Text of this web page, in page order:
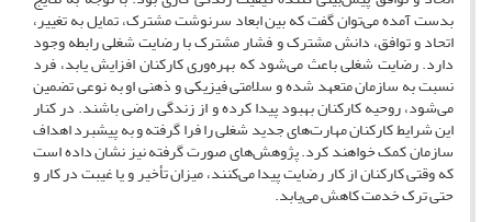
بدست آمده می‌توان گفت که بین ابعاد سرنوشت مشترک، تمایل به تغییر،
اتحاد و توافق، دانش مشترک و فشار مشترک با رضایت شغلی رابطه وجود
دارد. رضایت شغلی باعث می‌شود که بهره‌وری کارکنان افزایش یابد، فرد
نسبت به سازمان متعهد شده و سلامتی فیزیکی و ذهنی او به نوعی تضمین
می‌شود، روحیه کارکنان بهبود پیدا کرده و از زندگی راضی باشند. در کنار
این شرایط کارکنان مهارت‌های جدید شغلی را فرا گرفته و به پیشبرد اهداف
سازمان کمک خواهند کرد. پژوهش‌های صورت گرفته نیز نشان داده است
که وقتی کارکنان از کار رضایت پیدا می‌کنند، میزان تأخیر و یا غیبت در کار و
حتی ترک خدمت کاهش می‌یابد.